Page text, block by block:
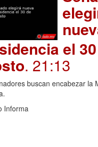
el
. 21:13
buscan encabezar la
Informa